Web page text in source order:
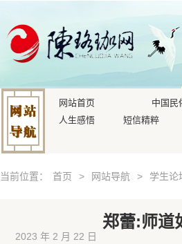
网站首页 中国民
人生感悟
短信精粹
当前位置： 首页 > 网站导航 > 学生论
郑蕾:师道
2023 年 2 月 22 日